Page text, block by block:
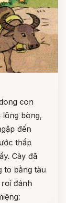
con
bòng,
đến
thấp
Cày đã
to bằng tàu
đánh